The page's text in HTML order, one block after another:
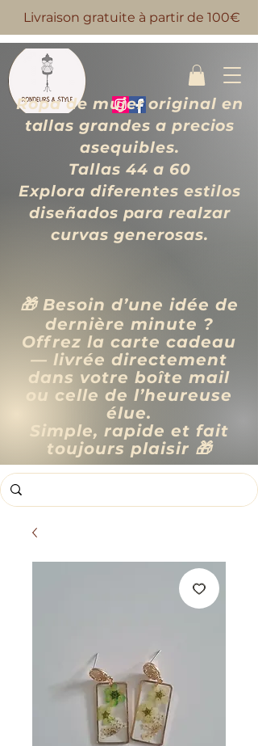
Livraison gratuite à partir de 100€
Ropa de mujer original en
tallas grandes a precios
asequibles.
Tallas 44 a 60
Explora diferentes estilos
diseñados para realzar
curvas generosas.
🎁 Besoin d’une idée de
dernière minute ?
Offrez la carte cadeau
— livrée directement
dans votre boîte mail
ou celle de l’heureuse
élue.
Simple, rapide et fait
toujours plaisir 🎁